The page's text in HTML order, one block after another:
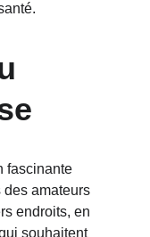
fascinante
amateurs
endroits, en
souhaitent